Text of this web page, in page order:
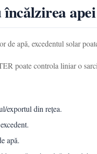
apei
de apă, excedentul solar
poate controla liniar o
exportul din rețea.
apă.